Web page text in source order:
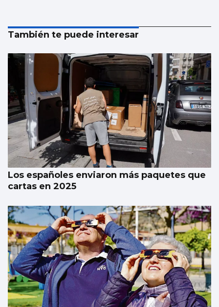
También te puede interesar
Los españoles enviaron más paquetes que
cartas en 2025